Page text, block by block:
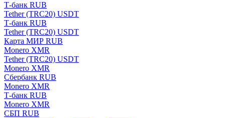
Т-банк RUB
Tether (TRC20) USDT
Т-банк RUB
Tether (TRC20) USDT
Карта МИР RUB
Monero XMR
Tether (TRC20) USDT
Monero XMR
Сбербанк RUB
Monero XMR
Т-банк RUB
Monero XMR
СБП RUB